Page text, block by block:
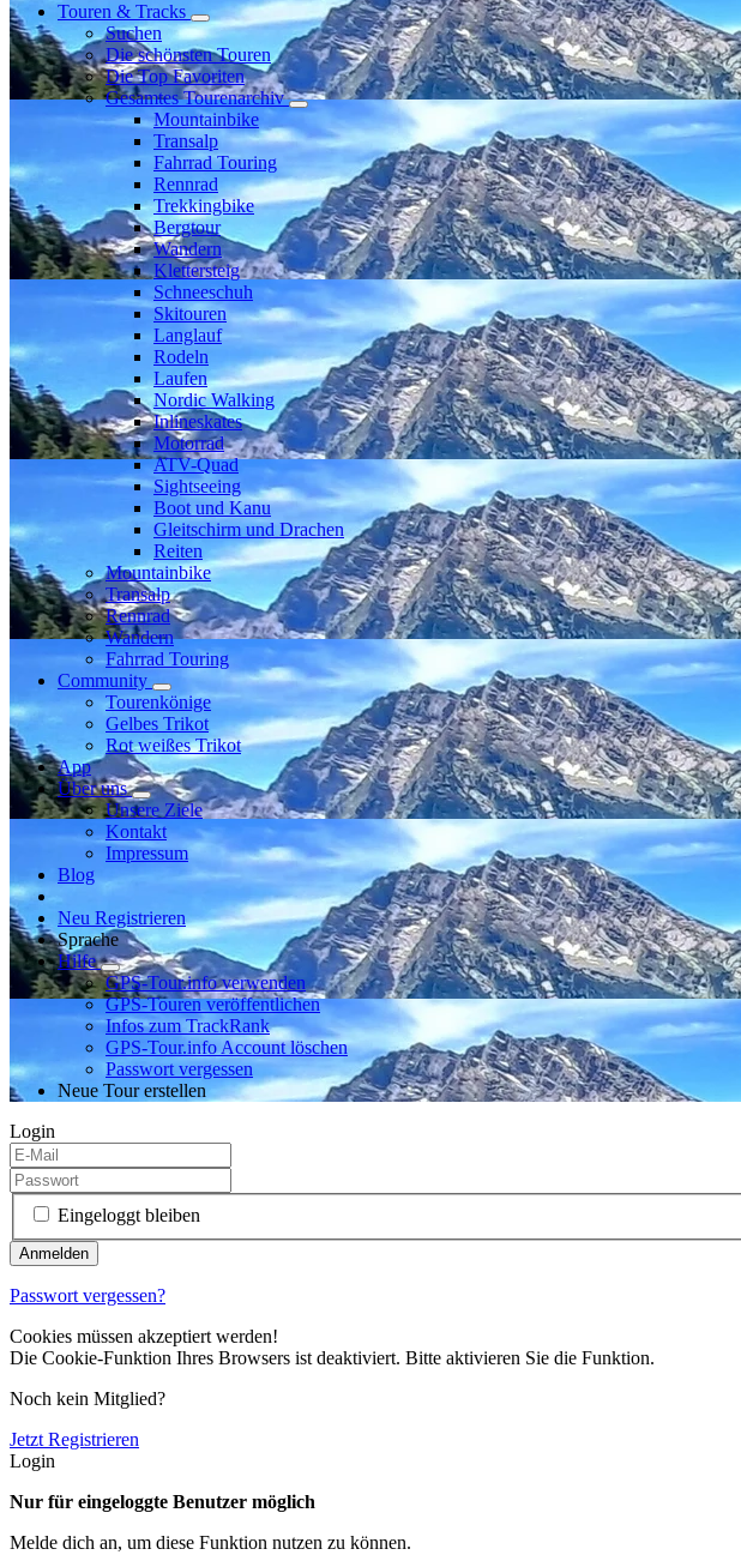
Touren & Tracks
Suchen
Die schönsten Touren
Die Top Favoriten
Gesamtes Tourenarchiv
Mountainbike
Transalp
Fahrrad Touring
Rennrad
Trekkingbike
Bergtour
Wandern
Klettersteig
Schneeschuh
Skitouren
Langlauf
Rodeln
Laufen
Nordic Walking
Inlineskates
Motorrad
ATV-Quad
Sightseeing
Boot und Kanu
Gleitschirm und Drachen
Reiten
Mountainbike
Transalp
Rennrad
Wandern
Fahrrad Touring
Community
Tourenkönige
Gelbes Trikot
Rot weißes Trikot
App
Über uns
Unsere Ziele
Kontakt
Impressum
Blog
Neu Registrieren
Sprache
Hilfe
GPS-Tour.info verwenden
GPS-Touren veröffentlichen
Infos zum TrackRank
GPS-Tour.info Account löschen
Passwort vergessen
Neue Tour erstellen
Login
Eingeloggt bleiben
Passwort vergessen?
Cookies müssen akzeptiert werden!
Die Cookie-Funktion Ihres Browsers ist deaktiviert. Bitte aktivieren Sie die Funktion.
Noch kein Mitglied?
Jetzt Registrieren
Login
Nur für eingeloggte Benutzer möglich
Melde dich an, um diese Funktion nutzen zu können.